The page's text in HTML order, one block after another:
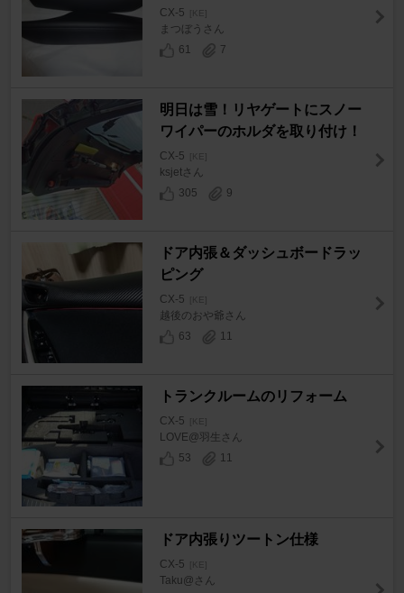
CX-5 [KE]
まつぼうさん
61
7
明日は雪！リヤゲートにスノー
ワイパーのホルダを取り付け！
CX-5 [KE]
ksjetさん
305
9
ドア内張＆ダッシュボードラッ
ピング
CX-5 [KE]
越後のおや爺さん
63
11
トランクルームのリフォーム
CX-5 [KE]
LOVE@羽生さん
53
11
ドア内張りツートン仕様
CX-5 [KE]
Taku@さん